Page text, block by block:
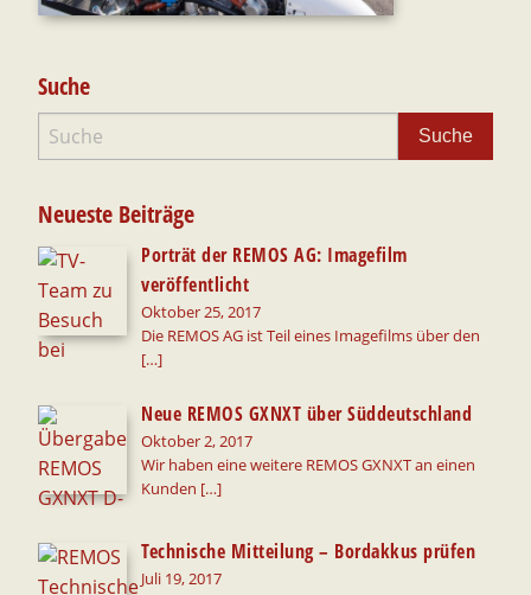
Suche
Neueste Beiträge
Porträt der REMOS AG: Imagefilm
veröffentlicht
Oktober 25, 2017
Die REMOS AG ist Teil eines Imagefilms über den
[…]
Neue REMOS GXNXT über Süddeutschland
Oktober 2, 2017
Wir haben eine weitere REMOS GXNXT an einen
Kunden […]
Technische Mitteilung – Bordakkus prüfen
Juli 19, 2017